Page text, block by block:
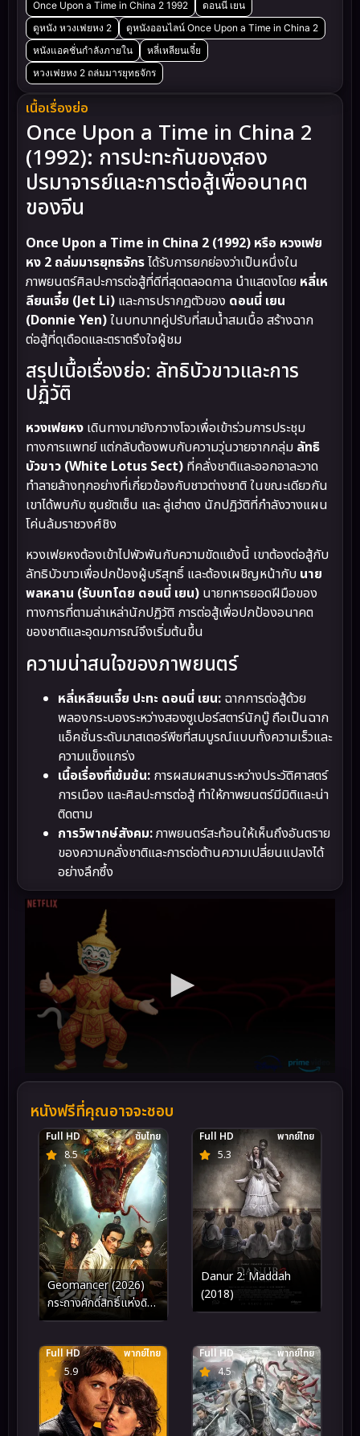
Once Upon a Time in China 2 1992
ดอนนี่ เยน
ดูหนัง หวงเฟยหง 2
ดูหนังออนไลน์ Once Upon a Time in China 2
หนังแอคชั่นกำลังภายใน
หลี่เหลียนเจี๋ย
หวงเฟยหง 2 ถล่มมารยุทธจักร
เนื้อเรื่องย่อ
Once Upon a Time in China 2
(1992): การปะทะกันของสอง
ปรมาจารย์และการต่อสู้เพื่ออนาคต
ของจีน
Once Upon a Time in China 2 (1992) หรือ หวงเฟย
หง 2 ถล่มมารยุทธจักรได้รับการยกย่องว่าเป็นหนึ่งใน
ภาพยนตร์ศิลปะการต่อสู้ที่ดีที่สุดตลอดกาล นำแสดงโดย หลี่เห
ลียนเจี๋ย (Jet Li) และการปรากฏตัวของ ดอนนี่ เยน
(Donnie Yen)ในบทบาทคู่ปรับที่สมน้ำสมเนื้อ สร้างฉาก
ต่อสู้ที่ดุเดือดและตราตรึงใจผู้ชม
สรุปเนื้อเรื่องย่อ: ลัทธิบัวขาวและการ
ปฏิวัติ
หวงเฟยหง เดินทางมายังกวางโจวเพื่อเข้าร่วมการประชุม
ทางการแพทย์ แต่กลับต้องพบกับความวุ่นวายจากกลุ่ม ลัทธิ
บัวขาว (White Lotus Sect) ที่คลั่งชาติและออกอาละวาด
ทำลายล้างทุกอย่างที่เกี่ยวข้องกับชาวต่างชาติ ในขณะเดียวกัน
เขาได้พบกับ ซุนยัตเซ็น และ ลู่เฮ่าตง นักปฏิวัติที่กำลังวางแผน
โค่นล้มราชวงศ์ชิง
หวงเฟยหงต้องเข้าไปพัวพันกับความขัดแย้งนี้ เขาต้องต่อสู้กับ
ลัทธิบัวขาวเพื่อปกป้องผู้บริสุทธิ์ และต้องเผชิญหน้ากับ นาย
พลหลาน (รับบทโดย ดอนนี่ เยน) นายทหารยอดฝีมือของ
ทางการที่ตามล่าเหล่านักปฏิวัติ การต่อสู้เพื่อปกป้องอนาคต
ของชาติและอุดมการณ์จึงเริ่มต้นขึ้น
ความน่าสนใจของภาพยนตร์
หลี่เหลียนเจี๋ย ปะทะ ดอนนี่ เยน: ฉากการต่อสู้ด้วย
พลองกระบองระหว่างสองซูเปอร์สตาร์นักบู๊ ถือเป็นฉาก
แอ็คชั่นระดับมาสเตอร์พีซที่สมบูรณ์แบบทั้งความเร็วและ
ความแข็งแกร่ง
เนื้อเรื่องที่เข้มข้น: การผสมผสานระหว่างประวัติศาสตร์
การเมือง และศิลปะการต่อสู้ ทำให้ภาพยนตร์มีมิติและน่า
ติดตาม
การวิพากษ์สังคม:ภาพยนตร์สะท้อนให้เห็นถึงอันตราย
ของความคลั่งชาติและการต่อต้านความเปลี่ยนแปลงได้
อย่างลึกซึ้ง
หนังฟรีที่คุณอาจจะชอบ
8.5
Full HD ซับไทย
Geomancer (2026)
กระถางศักดิ์สิทธิ์แห่งดิน
แดน
5.3
Full HD พากย์ไทย
Danur 2: Maddah
(2018)
5.9
Full HD
พากย์ไทย
4.5
Full HD พากย์ไทย